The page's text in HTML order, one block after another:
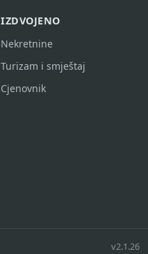
IZDVOJENO
Nekretnine
Turizam i smještaj
Cjenovnik
v2.1.26